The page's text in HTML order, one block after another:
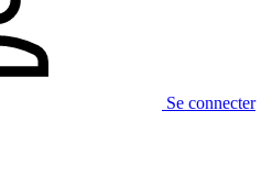
Se connecter